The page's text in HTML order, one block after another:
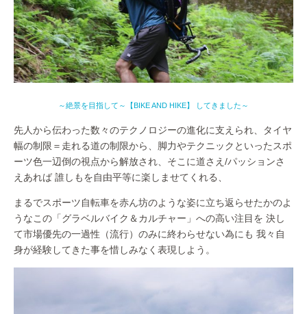
～絶景を目指して～【BIKE AND HIKE】 してきました～
先人から伝わった数々のテクノロジーの進化に支えられ、タイヤ
幅の制限＝走れる道の制限から、脚力やテクニックといったスポ
ーツ色一辺倒の視点から解放され、そこに道さえ/パッションさ
えあれば 誰しもを自由平等に楽しませてくれる、
まるでスポーツ自転車を赤ん坊のような姿に立ち返らせたかのよ
うなこの「グラベルバイク＆カルチャー」への高い注目を 決し
て市場優先の一過性（流行）のみに終わらせない為にも 我々自
身が経験してきた事を惜しみなく表現しよう。